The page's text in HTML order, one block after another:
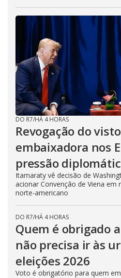
DO R7/HÁ 4 HORAS
Revogação do
embaixadora nos
pressão
Itamaraty vê decisão de
acionar Convenção de Viena em
norte-americano
DO R7/HÁ 4 HORAS
Quem é obrigado
não precisa ir às
eleições 2026
Voto é obrigatório para quem